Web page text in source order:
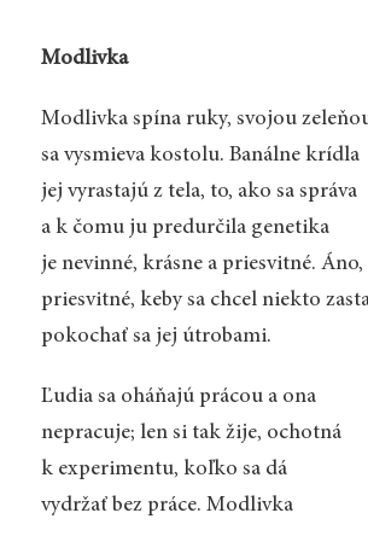
Modlivka
Modlivka spína ruky, svojou
sa vysmieva kostolu. Banálne krídla
jej vyrastajú z tela, to, ako sa správa
a k čomu ju predurčila genetika
je nevinné, krásne a priesvitné. Áno,
priesvitné, keby sa chcel niekto
pokochať sa jej útrobami.
Ľudia sa oháňajú prácou a ona
nepracuje; len si tak žije, ochotná
k experimentu, koľko sa dá
vydržať bez práce. Modlivka